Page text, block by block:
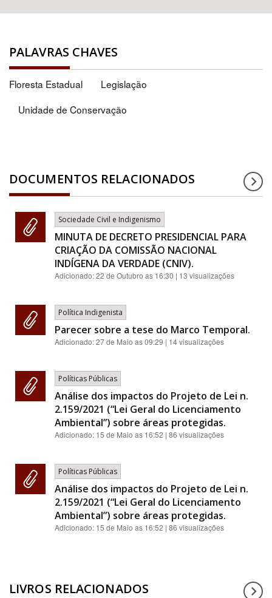
PALAVRAS CHAVES
Floresta Estadual
Legislação
Unidade de Conservação
DOCUMENTOS RELACIONADOS
Sociedade Civil e Indigenismo
MINUTA DE DECRETO PRESIDENCIAL PARA
CRIAÇÃO DA COMISSÃO NACIONAL
INDÍGENA DA VERDADE (CNIV).
Adicionado:22 de Outubro as 16:30 | 13 visualizações
Política Indigenista
Parecer sobre a tese do Marco Temporal.
Adicionado:27 de Maio as 09:29 | 14 visualizações
Políticas Públicas
Análise dos impactos do Projeto de Lei n.
2.159/2021 (“Lei Geral do Licenciamento
Ambiental”) sobre áreas protegidas.
Adicionado: 15 de Maio as 16:52 | 86 visualizações
Políticas Públicas
Análise dos impactos do Projeto de Lei n.
2.159/2021 (“Lei Geral do Licenciamento
Ambiental”) sobre áreas protegidas.
Adicionado: 15 de Maio as 16:52 | 86 visualizações
LIVROS RELACIONADOS